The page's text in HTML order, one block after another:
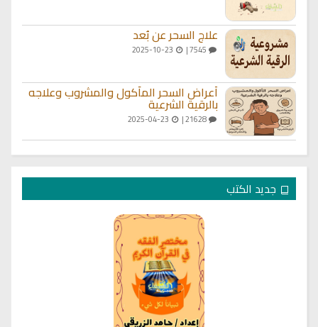
علاج السحر عن بُعد
أعراض السحر المأكول والمشروب وعلاجه
بالرقية الشرعية
21628 |
جديد الكتب